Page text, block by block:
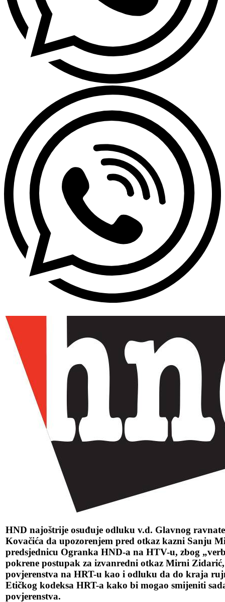
HND najoštrije osuđuje odluku v.d. Glavnog
Kovačića da upozorenjem pred otkaz kazni Sanju
predsjednicu Ogranka HND-a na HTV-u, zbog
pokrene postupak za izvanredni otkaz Mirni
povjerenstva na HRT-u kao i odluku da do kraja
Etičkog kodeksa HRT-a kako bi mogao smijeniti
povjerenstva.